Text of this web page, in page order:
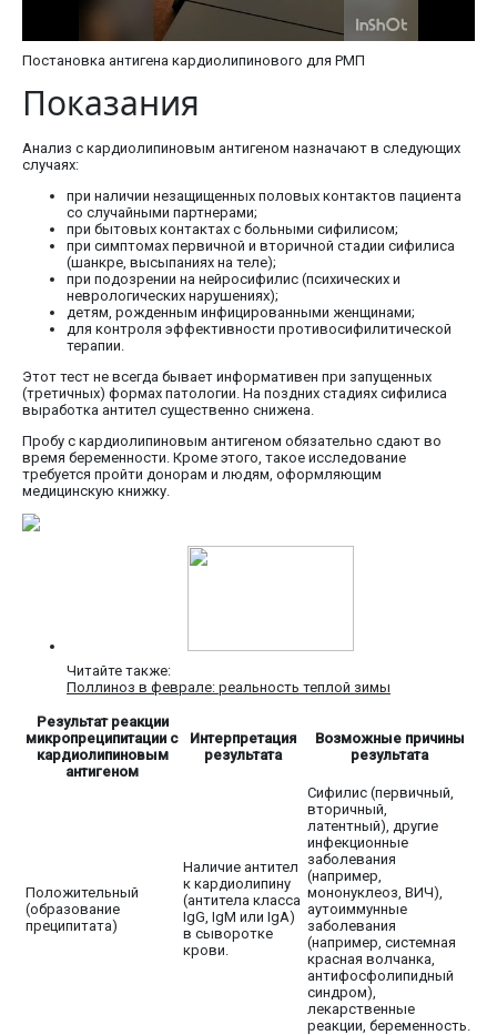
Постановка антигена кардиолипинового для РМП
Показания
Анализ с кардиолипиновым антигеном назначают в следующих
случаях:
при наличии незащищенных половых контактов пациента
со случайными партнерами;
при бытовых контактах с больными сифилисом;
при симптомах первичной и вторичной стадии сифилиса
(шанкре, высыпаниях на теле);
при подозрении на нейросифилис (психических и
неврологических нарушениях);
детям, рожденным инфицированными женщинами;
для контроля эффективности противосифилитической
терапии.
Этот тест не всегда бывает информативен при запущенных
(третичных) формах патологии. На поздних стадиях сифилиса
выработка антител существенно снижена.
Пробу с кардиолипиновым антигеном обязательно сдают во
время беременности. Кроме этого, такое исследование
требуется пройти донорам и людям, оформляющим
медицинскую книжку.
Читайте также:
Поллиноз в феврале: реальность теплой зимы
Результат реакции
микропреципитации с
кардиолипиновым
антигеном
Интерпретация
результата
Возможные причины
результата
Положительный
(образование
преципитата)
Наличие антител
к кардиолипину
(антитела класса
IgG, IgM или IgA)
в сыворотке
крови.
Сифилис (первичный,
вторичный,
латентный), другие
инфекционные
заболевания
(например,
мононуклеоз, ВИЧ),
аутоиммунные
заболевания
(например, системная
красная волчанка,
антифосфолипидный
синдром),
лекарственные
реакции, беременность.